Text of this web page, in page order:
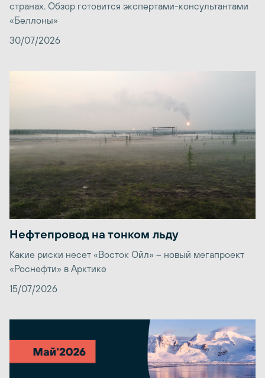
странах. Обзор готовится экспертами-консультантами
«Беллоны»
30/07/2026
Нефтепровод на тонком льду
Какие риски несет «Восток Ойл» – новый мегапроект
«Роснефти» в Арктике
15/07/2026